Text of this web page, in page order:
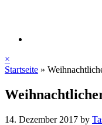
×
Startseite »
14. Dezember 2017 by